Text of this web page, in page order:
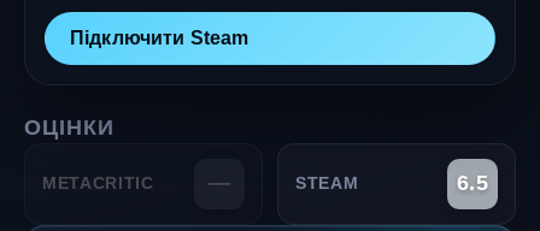
Підключити Steam
ОЦІНКИ
METACRITIC — STEAM 6.5